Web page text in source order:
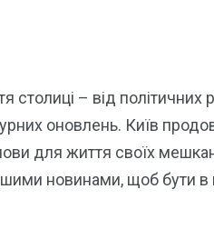
столиці – від
оновлень. Київ
для життя своїх
новинами, щоб бути в